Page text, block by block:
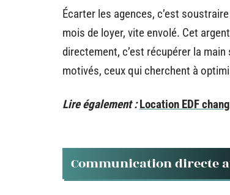
Écarter les agences, c’est
mois de loyer, vite envolé. Cet
directement, c’est récupérer la
motivés, ceux qui cherchent à
Lire également : Location EDF
Communication directe